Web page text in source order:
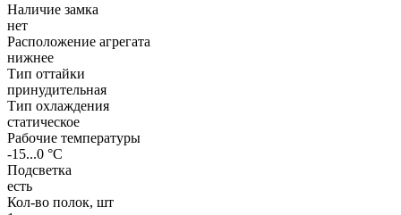
Наличие замка
нет
Расположение агрегата
нижнее
Тип оттайки
принудительная
Тип охлаждения
статическое
Рабочие температуры
-15...0 °C
Подсветка
есть
Кол-во полок, шт